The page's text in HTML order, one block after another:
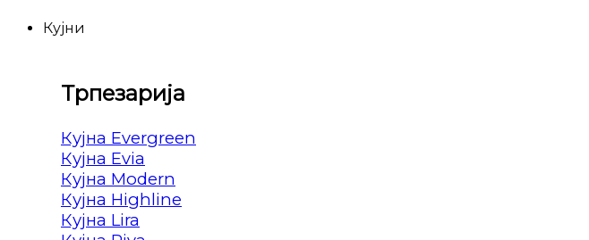
Кујни
Трпезарија
Кујна Evergreen
Кујна Evia
Кујна Modern
Кујна Highline
Кујна Lira